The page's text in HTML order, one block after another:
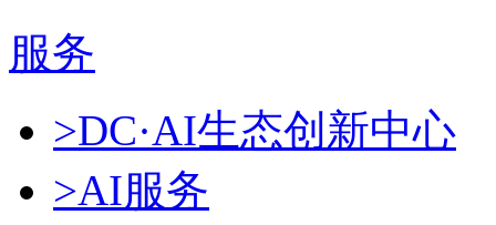
服务
>DC·AI生态创新中心
>AI服务